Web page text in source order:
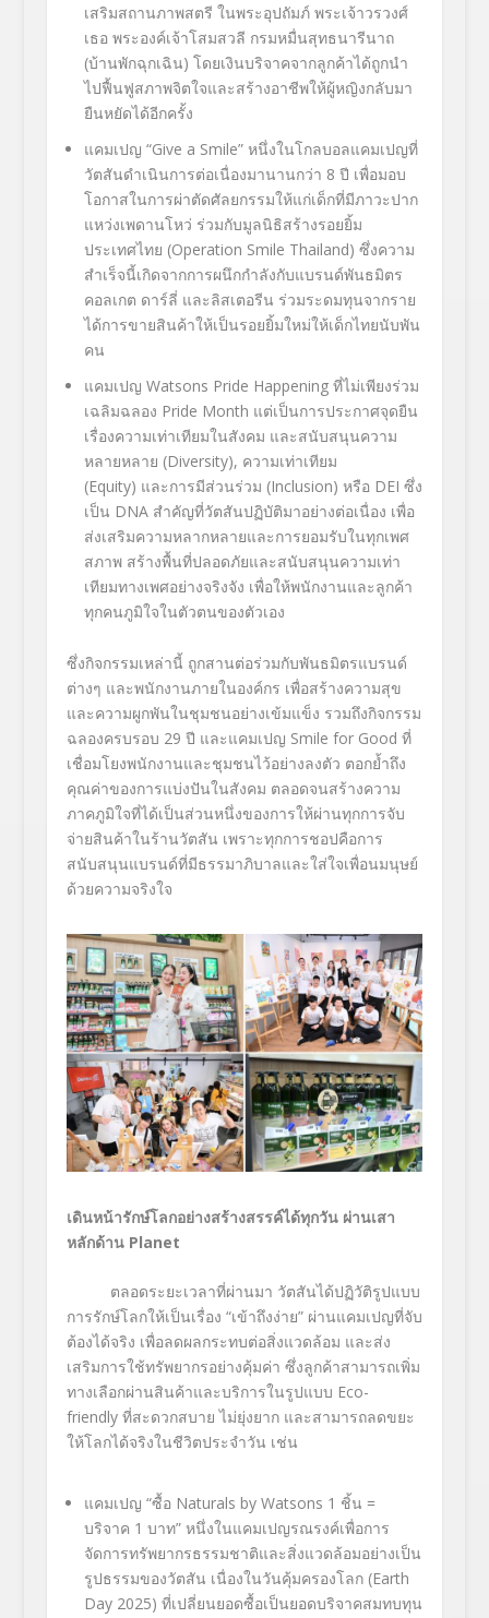
เสริมสถานภาพสตรี ในพระอุปถัมภ์ พระเจ้าวรวงศ์
เธอ พระองค์เจ้าโสมสวลี กรมหมื่นสุทธนารีนาถ
(บ้านพักฉุกเฉิน) โดยเงินบริจาคจากลูกค้าได้ถูกนำ
ไปฟื้นฟูสภาพจิตใจและสร้างอาชีพให้ผู้หญิงกลับมา
ยืนหยัดได้อีกครั้ง
แคมเปญ “Give a Smile” หนึ่งในโกลบอลแคมเปญที่
วัตสันดำเนินการต่อเนื่องมานานกว่า 8 ปี เพื่อมอบ
โอกาสในการผ่าตัดศัลยกรรมให้แก่เด็กที่มีภาวะปาก
แหว่งเพดานโหว่ ร่วมกับมูลนิธิสร้างรอยยิ้ม
ประเทศไทย (Operation Smile Thailand) ซึ่งความ
สำเร็จนี้เกิดจากการผนึกกำลังกับแบรนด์พันธมิตร
คอลเกต ดาร์ลี่ และลิสเตอรีน ร่วมระดมทุนจากราย
ได้การขายสินค้าให้เป็นรอยยิ้มใหม่ให้เด็กไทยนับพัน
คน
แคมเปญ Watsons Pride Happening ที่ไม่เพียงร่วม
เฉลิมฉลอง Pride Month แต่เป็นการประกาศจุดยืน
เรื่องความเท่าเทียมในสังคม และสนับสนุนความ
หลายหลาย (Diversity), ความเท่าเทียม
(Equity) และการมีส่วนร่วม (Inclusion) หรือ DEI ซึ่ง
เป็น DNA สำคัญที่วัตสันปฏิบัติมาอย่างต่อเนื่อง เพื่อ
ส่งเสริมความหลากหลายและการยอมรับในทุกเพศ
สภาพ สร้างพื้นที่ปลอดภัยและสนับสนุนความเท่า
เทียมทางเพศอย่างจริงจัง เพื่อให้พนักงานและลูกค้า
ทุกคนภูมิใจในตัวตนของตัวเอง
ซึ่งกิจกรรมเหล่านี้ ถูกสานต่อร่วมกับพันธมิตรแบรนด์
ต่างๆ และพนักงานภายในองค์กร เพื่อสร้างความสุข
และความผูกพันในชุมชนอย่างเข้มแข็ง รวมถึงกิจกรรม
ฉลองครบรอบ 29 ปี และแคมเปญ Smile for Good ที่
เชื่อมโยงพนักงานและชุมชนไว้อย่างลงตัว ตอกย้ำถึง
คุณค่าของการแบ่งปันในสังคม ตลอดจนสร้างความ
ภาคภูมิใจที่ได้เป็นส่วนหนึ่งของการให้ผ่านทุกการจับ
จ่ายสินค้าในร้านวัตสัน เพราะทุกการชอปคือการ
สนับสนุนแบรนด์ที่มีธรรมาภิบาลและใส่ใจเพื่อนมนุษย์
ด้วยความจริงใจ
เดินหน้ารักษ์โลกอย่างสร้างสรรค์ได้ทุกวัน ผ่านเสา
หลักด้าน Planet
ตลอดระยะเวลาที่ผ่านมา วัตสันได้ปฏิวัติรูปแบบ
การรักษ์โลกให้เป็นเรื่อง “เข้าถึงง่าย” ผ่านแคมเปญที่จับ
ต้องได้จริง เพื่อลดผลกระทบต่อสิ่งแวดล้อม และส่ง
เสริมการใช้ทรัพยากรอย่างคุ้มค่า ซึ่งลูกค้าสามารถเพิ่ม
ทางเลือกผ่านสินค้าและบริการในรูปแบบ Eco-
friendlyที่สะดวกสบาย ไม่ยุ่งยาก และสามารถลดขยะ
ให้โลกได้จริงในชีวิตประจำวัน เช่น
แคมเปญ “ซื้อ Naturals by Watsons 1 ชิ้น =
บริจาค 1 บาท” หนึ่งในแคมเปญรณรงค์เพื่อการ
จัดการทรัพยากรธรรมชาติและสิ่งแวดล้อมอย่างเป็น
รูปธรรมของวัตสัน เนื่องในวันคุ้มครองโลก (Earth
Day 2025) ที่เปลี่ยนยอดซื้อเป็นยอดบริจาคสมทบทุน